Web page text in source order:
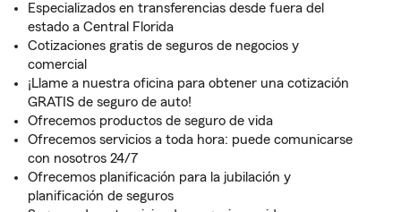
Especializados en transferencias desde fuera del
estado a Central Florida
Cotizaciones gratis de seguros de negocios y
comercial
¡Llame a nuestra oficina para obtener una cotización
GRATIS de seguro de auto!
Ofrecemos productos de seguro de vida
Ofrecemos servicios a toda hora: puede comunicarse
con nosotros 24/7
Ofrecemos planificación para la jubilación y
planificación de seguros